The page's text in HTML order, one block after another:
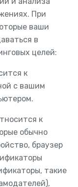
При
ваши
в
целей:
к
с вашим
к
обычно
браузер
такие